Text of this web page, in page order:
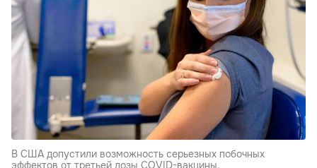
В США допустили возможность серьезных побочных
эффектов от третьей дозы COVID-вакцины.